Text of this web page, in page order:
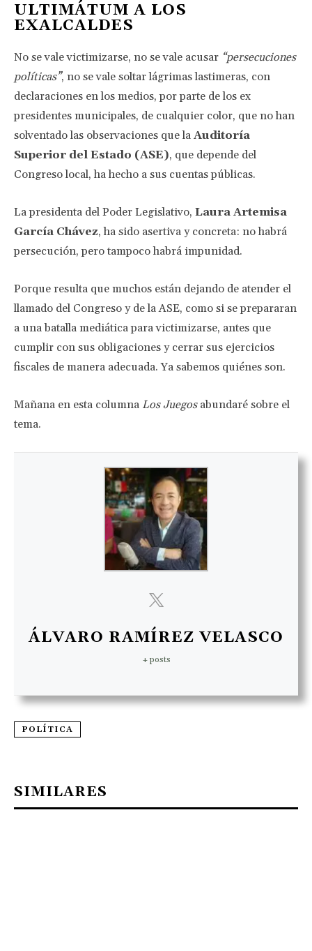
ULTIMÁTUM A LOS
EXALCALDES
No se vale victimizarse, no se vale acusar “persecuciones
políticas”, no se vale soltar lágrimas lastimeras, con
declaraciones en los medios, por parte de los ex
presidentes municipales, de cualquier color, que no han
solventado las observaciones que la Auditoría
Superior del Estado (ASE), que depende del
Congreso local, ha hecho a sus cuentas públicas.
La presidenta del Poder Legislativo, Laura Artemisa
García Chávez, ha sido asertiva y concreta: no habrá
persecución, pero tampoco habrá impunidad.
Porque resulta que muchos están dejando de atender el
llamado del Congreso y de la ASE, como si se prepararan
a una batalla mediática para victimizarse, antes que
cumplir con sus obligaciones y cerrar sus ejercicios
fiscales de manera adecuada. Ya sabemos quiénes son.
Mañana en esta columna Los Juegosabundaré sobre el
tema.
ÁLVARO RAMÍREZ VELASCO
+ posts
POLÍTICA
SIMILARES